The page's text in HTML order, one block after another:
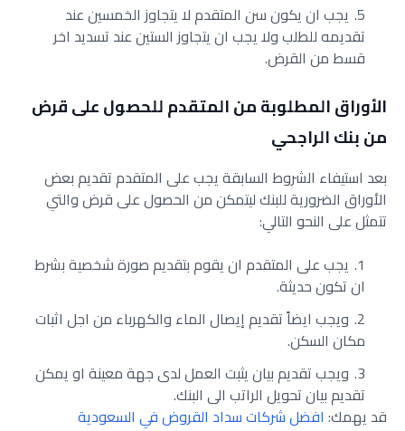
يجب ان يكون سن المتقدم لا يتجاوز الخمسين عند
تقديمه للطلب ولا يجب ان يتجاوز الستين عند تسديد اخر
قسط من القرض.
الأوراق المطلوبة من المتقدم للحصول على قرض
من بنك الراجحي
بعد استيفاء الشروط السابقة يجب على المتقدم تقديم بعض
الأوراق الضرورية للبنك ليتمكن من الحصول على قرض والتي
تتمثل على النحو التالي:
يجب على المتقدم ان يقوم بتقديم صورة شخصية بشرط
ان تكون حديثة.
ويجب ايضاً تقديم إيصال الماء والكهرباء من اجل اثبات
مكان السكن.
ويجب تقديم بيان يثبت العمل لدى جهة معينة او يمكن
تقديم بيان تحويل الراتب الى البنك.
قد يهمك: افضل شركات سداد القروض في السعودية